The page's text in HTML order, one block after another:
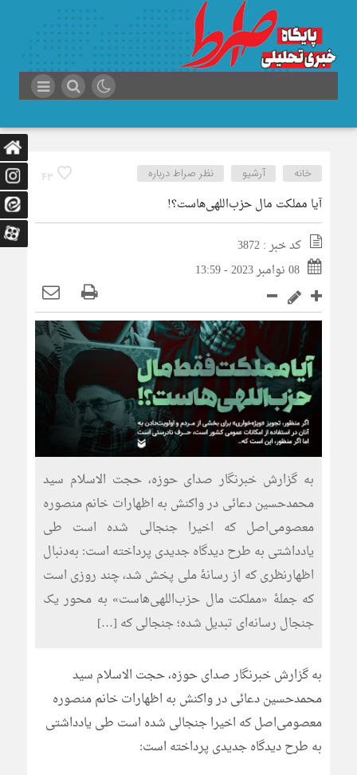
43 خانه آرشیو نظر صراط درباره
آیا مملکت مال حزب‌اللهی‌هاست؟!
کد خبر : 3872
08 نوامبر 2023 - 13:59
به گزارش خبرنگار صدای حوزه، حجت الاسلام سید
محمدحسین دعائی در واکنش به اظهارات خانم منصوره
معصومی‌اصل که اخیرا جنجالی شده است طی
یادداشتی به طرح دیدگاه جدیدی پرداخته است: به‌دنبال
اظهارنظری که از رسانۀ ملی پخش شد، چند روزی است
که جملۀ «مملکت مال حزب‌اللهی‌هاست» به محور یک
جنجال رسانه‌ای تبدیل شده؛ جنجالی که […]
به گزارش خبرنگار صدای حوزه، حجت الاسلام سید
محمدحسین دعائی در واکنش به اظهارات خانم منصوره
معصومی‌اصل که اخیرا جنجالی شده است طی یادداشتی
به طرح دیدگاه جدیدی پرداخته است: